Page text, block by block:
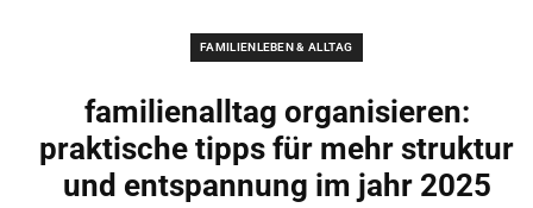
FAMILIENLEBEN & ALLTAG
familienalltag organisieren:
praktische tipps für mehr struktur
und entspannung im jahr 2025